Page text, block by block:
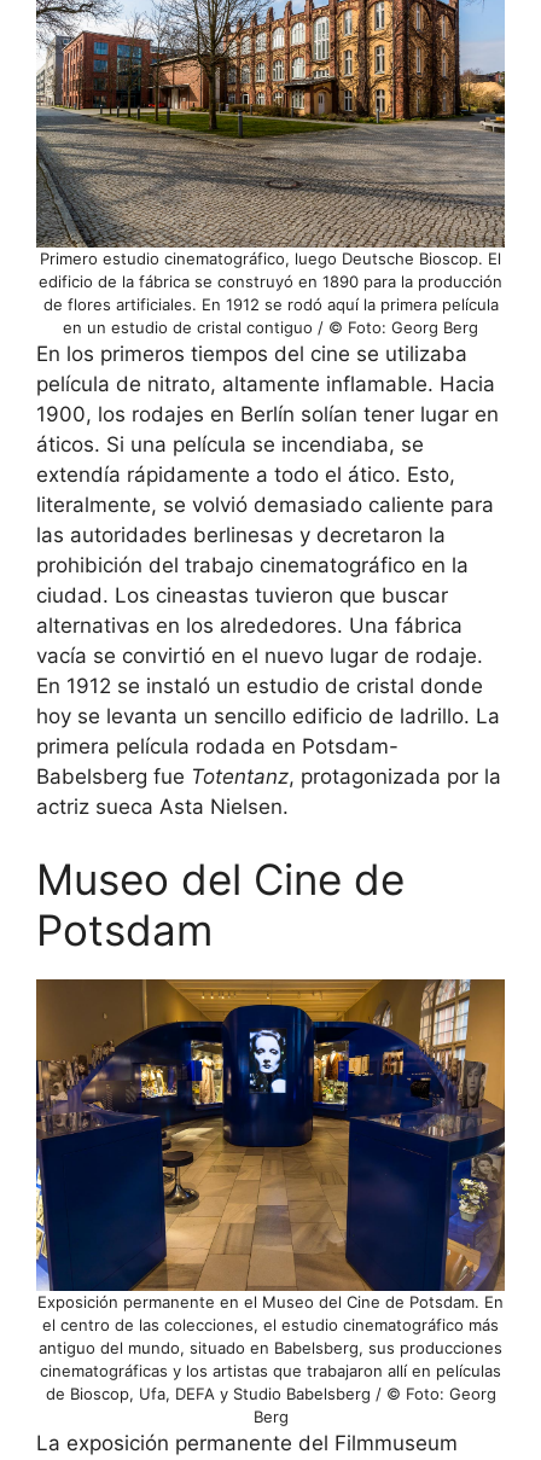
Primero estudio cinematográfico, luego Deutsche Bioscop. El
edificio de la fábrica se construyó en 1890 para la producción
de flores artificiales. En 1912 se rodó aquí la primera película
en un estudio de cristal contiguo / © Foto: Georg Berg
En los primeros tiempos del cine se utilizaba
película de nitrato, altamente inflamable. Hacia
1900, los rodajes en Berlín solían tener lugar en
áticos. Si una película se incendiaba, se
extendía rápidamente a todo el ático. Esto,
literalmente, se volvió demasiado caliente para
las autoridades berlinesas y decretaron la
prohibición del trabajo cinematográfico en la
ciudad. Los cineastas tuvieron que buscar
alternativas en los alrededores. Una fábrica
vacía se convirtió en el nuevo lugar de rodaje.
En 1912 se instaló un estudio de cristal donde
hoy se levanta un sencillo edificio de ladrillo. La
primera película rodada en Potsdam-
Babelsberg fue Totentanz, protagonizada por la
actriz sueca Asta Nielsen.
Museo del Cine de
Potsdam
Exposición permanente en el Museo del Cine de Potsdam. En
el centro de las colecciones, el estudio cinematográfico más
antiguo del mundo, situado en Babelsberg, sus producciones
cinematográficas y los artistas que trabajaron allí en películas
de Bioscop, Ufa, DEFA y Studio Babelsberg / © Foto: Georg
Berg
La exposición permanente del Filmmuseum